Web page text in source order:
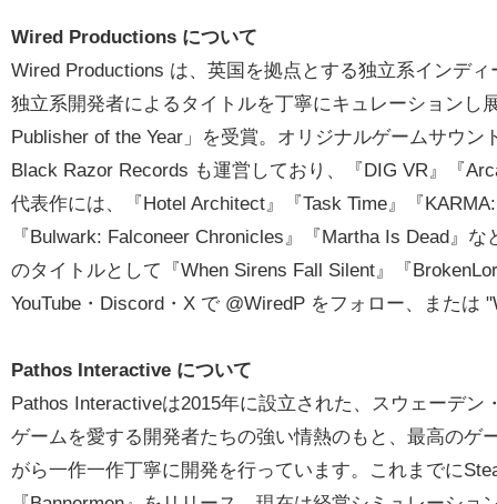
Wired Productions について
Wired Productions は、英国を拠点とする独立系インデ
独立系開発者によるタイトルを丁寧にキュレーションし
Publisher of the Year」を受賞。オリジナルゲームサウ
Black Razor Records も運営しており、『DIG VR』『
代表作には、『Hotel Architect』『Task Time』『
『Bulwark: Falconeer Chronicles』『Martha Is Dead』
のタイトルとして『When Sirens Fall Silent』『
YouTube・Discord・X で @WiredP をフォロー、または
Pathos Interactive について
Pathos Interactiveは2015年に設立された、スウェーデ
ゲームを愛する開発者たちの強い情熱のもと、最高のゲ
がら一作一作丁寧に開発を行っています。これまでに